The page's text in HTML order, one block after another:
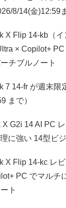
8/14(金)12:59
X Flip 14-kb（
× Copilot+
チブルノート
7 14-fr が週末限
まで）
G2i 14 AI PC
に強い 14型ビ
X Flip 14-kc レ
PC でマルチ
ト